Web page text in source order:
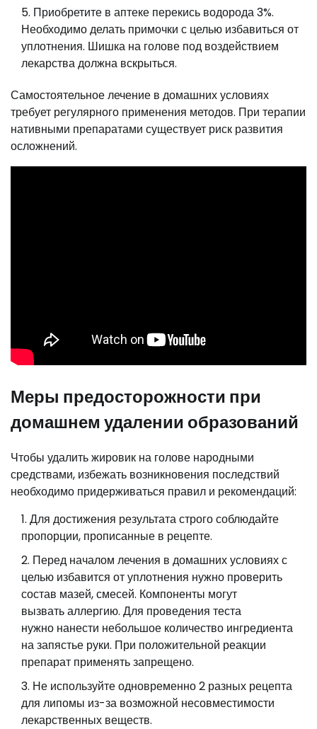
Приобретите в аптеке перекись водорода 3%.
Необходимо делать примочки с целью избавиться от
уплотнения. Шишка на голове под воздействием
лекарства должна вскрыться.
Самостоятельное лечение в домашних условиях
требует регулярного применения методов. При терапии
нативными препаратами существует риск развития
осложнений.
Меры предосторожности при
домашнем удалении образований
Чтобы удалить жировик на голове народными
средствами, избежать возникновения последствий
необходимо придерживаться правил и рекомендаций:
Для достижения результата строго соблюдайте
пропорции, прописанные в рецепте.
Перед началом лечения в домашних условиях с
целью избавится от уплотнения нужно проверить
состав мазей, смесей. Компоненты могут
вызвать аллергию. Для проведения теста
нужно нанести небольшое количество ингредиента
на запястье руки. При положительной реакции
препарат применять запрещено.
Не используйте одновременно 2 разных рецепта
для липомы из-за возможной несовместимости
лекарственных веществ.